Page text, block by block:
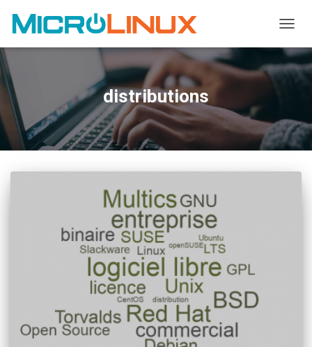
distributions